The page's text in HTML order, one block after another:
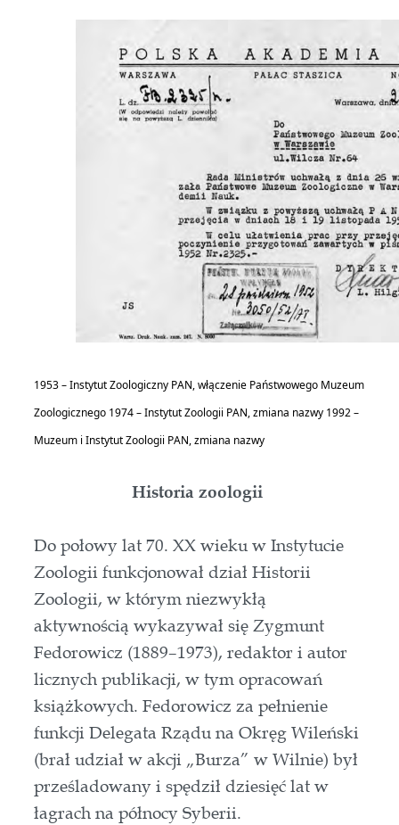
1953 – Instytut Zoologiczny PAN, włączenie Państwowego Muzeum
Zoologicznego 1974 – Instytut Zoologii PAN, zmiana nazwy 1992 –
Muzeum i Instytut Zoologii PAN, zmiana nazwy
Historia zoologii
Do połowy lat 70. XX wieku w Instytucie
Zoologii funkcjonował dział Historii
Zoologii, w którym niezwykłą
aktywnością wykazywał się Zygmunt
Fedorowicz (1889–1973), redaktor i autor
licznych publikacji, w tym opracowań
książkowych. Fedorowicz za pełnienie
funkcji Delegata Rządu na Okręg Wileński
(brał udział w akcji „Burza” w Wilnie) był
prześladowany i spędził dziesięć lat w
łagrach na północy Syberii.